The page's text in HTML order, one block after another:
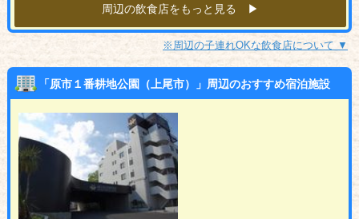
周辺の飲食店をもっと見る ▶︎
※周辺の子連れOKな飲食店について ▼
「原市１番耕地公園（上尾市）」周辺のおすすめ宿泊施設